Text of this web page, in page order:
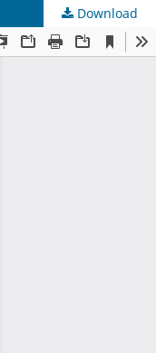
Download